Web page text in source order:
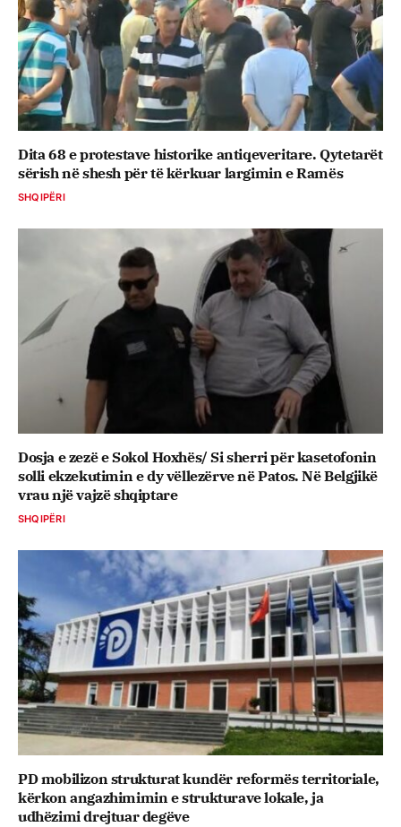
Dita 68 e protestave historike antiqeveritare. Qytetarët
sërish në shesh për të kërkuar largimin e Ramës
SHQIPËRI
Dosja e zezë e Sokol Hoxhës/ Si sherri për kasetofonin
solli ekzekutimin e dy vëllezërve në Patos. Në Belgjikë
vrau një vajzë shqiptare
SHQIPËRI
PD mobilizon strukturat kundër reformës territoriale,
kërkon angazhimimin e strukturave lokale, ja
udhëzimi drejtuar degëve